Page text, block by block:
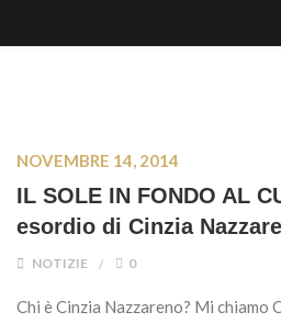
NOVEMBRE 14, 2014
IL SOLE IN FONDO AL
esordio di Cinzia
NOTIZIE 0
Chi è Cinzia Nazzareno? Mi chiamo